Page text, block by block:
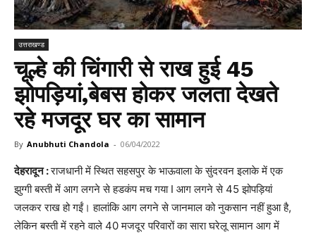
उत्तराखण्ड
चूल्हे की चिंगारी से राख हुई 45
झोपड़ियां,बेबस होकर जलता देखते
रहे मजदूर घर का सामान
By Anubhuti Chandola - 06/04/2022
देहरादून :राजधानी में स्थित सहसपुर के भाऊवाला के सुंदरवन इलाके में एक
झुग्गी बस्ती में आग लगने से हडकंप मच गया I आग लगने से 45 झोपड़ियां
जलकर राख हो गईं। हालांकि आग लगने से जानमाल को नुकसान नहीं हुआ है,
लेकिन बस्ती में रहने वाले 40 मजदूर परिवारों का सारा घरेलू सामान आग में